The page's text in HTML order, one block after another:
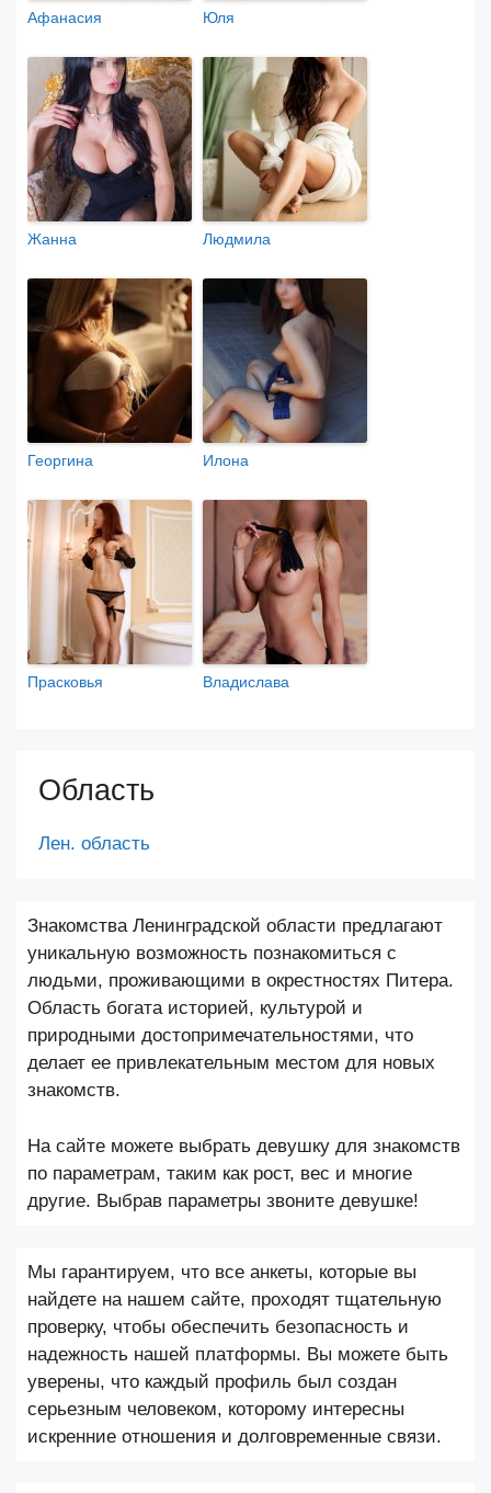
Афанасия Юля
Жанна Людмила
Георгина Илона
Прасковья Владислава
Область
Лен. область
Знакомства Ленинградской области предлагают
уникальную возможность познакомиться с
людьми, проживающими в окрестностях Питера.
Область богата историей, культурой и
природными достопримечательностями, что
делает ее привлекательным местом для новых
знакомств.
На сайте можете выбрать девушку для знакомств
по параметрам, таким как рост, вес и многие
другие. Выбрав параметры звоните девушке!
Мы гарантируем, что все анкеты, которые вы
найдете на нашем сайте, проходят тщательную
проверку, чтобы обеспечить безопасность и
надежность нашей платформы. Вы можете быть
уверены, что каждый профиль был создан
серьезным человеком, которому интересны
искренние отношения и долговременные связи.